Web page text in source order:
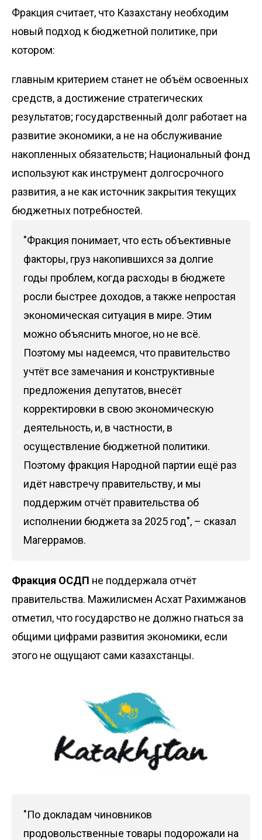
Фракция считает, что Казахстану необходим
новый подход к бюджетной политике, при
котором:
главным критерием станет не объём освоенных
средств, а достижение стратегических
результатов; государственный долг работает на
развитие экономики, а не на обслуживание
накопленных обязательств; Национальный фонд
используют как инструмент долгосрочного
развития, а не как источник закрытия текущих
бюджетных потребностей.
"Фракция понимает, что есть объективные
факторы, груз накопившихся за долгие
годы проблем, когда расходы в бюджете
росли быстрее доходов, а также непростая
экономическая ситуация в мире. Этим
можно объяснить многое, но не всё.
Поэтому мы надеемся, что правительство
учтёт все замечания и конструктивные
предложения депутатов, внесёт
корректировки в свою экономическую
деятельность, и, в частности, в
осуществление бюджетной политики.
Поэтому фракция Народной партии ещё раз
идёт навстречу правительству, и мы
поддержим отчёт правительства об
исполнении бюджета за 2025 год", – сказал
Магеррамов.
Фракция ОСДП не поддержала отчёт
правительства. Мажилисмен Асхат Рахимжанов
отметил, что государство не должно гнаться за
общими цифрами развития экономики, если
этого не ощущают сами казахстанцы.
"По докладам чиновников
продовольственные товары подорожали на